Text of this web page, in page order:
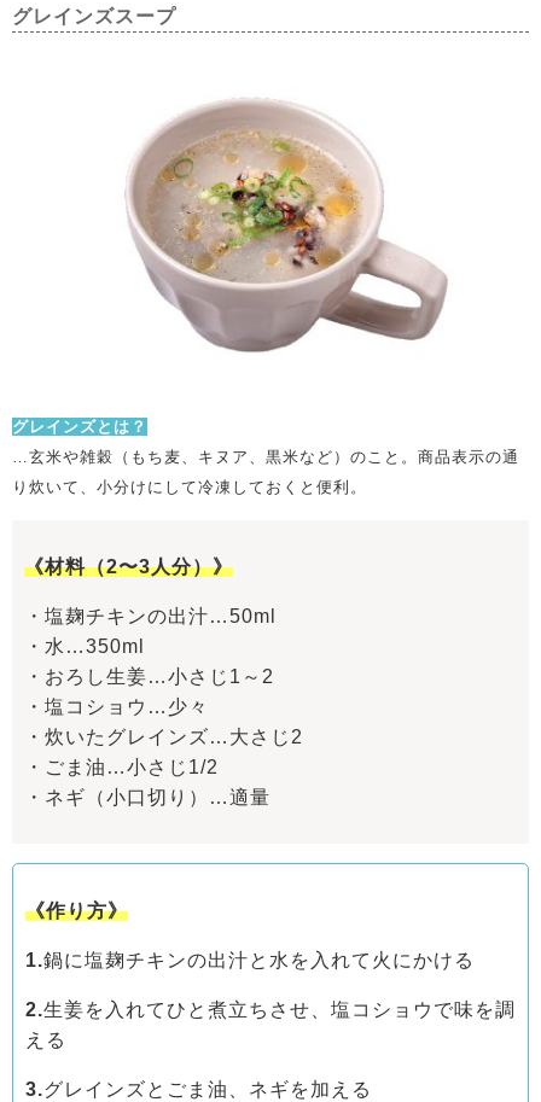
グレインズスープ
グレインズとは？
…玄米や雑穀（もち麦、キヌア、黒米など）のこと。商品表示の通
り炊いて、小分けにして冷凍しておくと便利。
《材料（2〜3人分）》
・塩麹チキンの出汁…50ml
・水…350ml
・おろし生姜…小さじ1～2
・塩コショウ…少々
・炊いたグレインズ…大さじ2
・ごま油…小さじ1/2
・ネギ（小口切り）…適量
《作り方》
1.鍋に塩麹チキンの出汁と水を入れて火にかける
2.生姜を入れてひと煮立ちさせ、塩コショウで味を調
える
3.グレインズとごま油、ネギを加える